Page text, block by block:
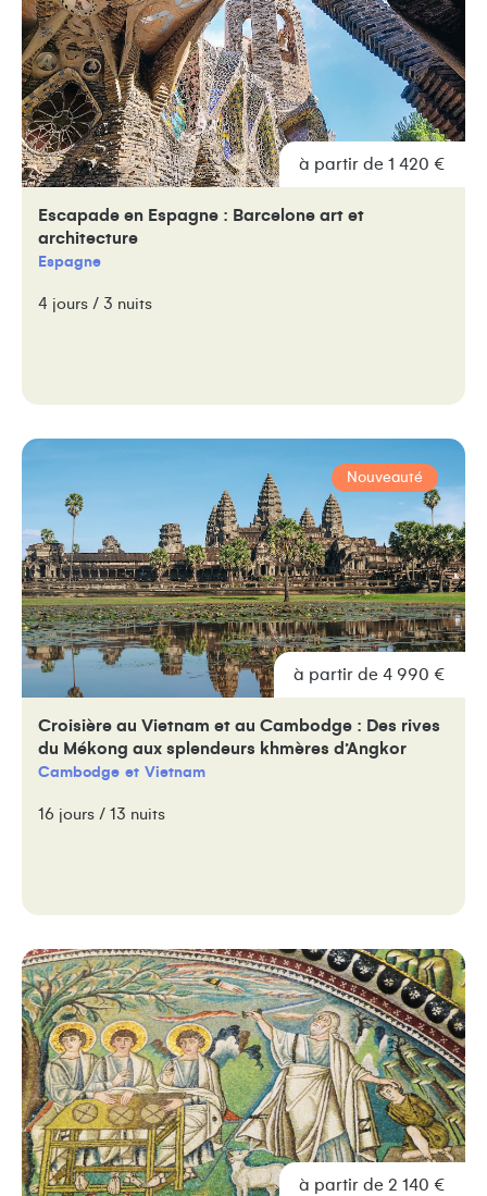
à partir de 1 420 €
Escapade en Espagne : Barcelone art et
architecture
Espagne
4 jours / 3 nuits
Nouveauté
à partir de 4 990 €
Croisière au Vietnam et au Cambodge : Des rives
du Mékong aux splendeurs khmères d’Angkor
Cambodge Vietnam
16 jours / 13 nuits
à partir de 2 140 €